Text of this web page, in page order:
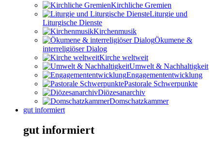
Kirchliche Gremien
Liturgie und
Liturgische Dienste
Kirchenmusik
Ökumene &
interreligiöser Dialog
Kirche weltweit
Umwelt & Nachhaltigkeit
Engagemententwicklung
Pastorale Schwerpunkte
Diözesanarchiv
Domschatzkammer
gut informiert
gut informiert